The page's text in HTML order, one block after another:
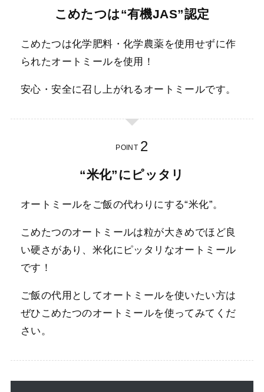
こめたつは“有機JAS”認定
こめたつは化学肥料・化学農薬を使用せずに作
られたオートミールを使用！
安心・安全に召し上がれるオートミールです。
POINT
“米化”にピッタリ
オートミールをご飯の代わりにする“米化”。
こめたつのオートミールは粒が大きめでほど良
い硬さがあり、米化にピッタリなオートミール
です！
ご飯の代用としてオートミールを使いたい方は
ぜひこめたつのオートミールを使ってみてくだ
さい。